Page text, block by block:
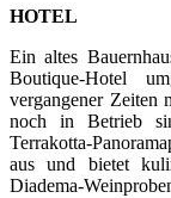
HOTEL
Ein altes
Boutique-Hotel
vergangener Zeiten
noch in Betrieb
Terrakotta-
aus und bietet
Diadema-